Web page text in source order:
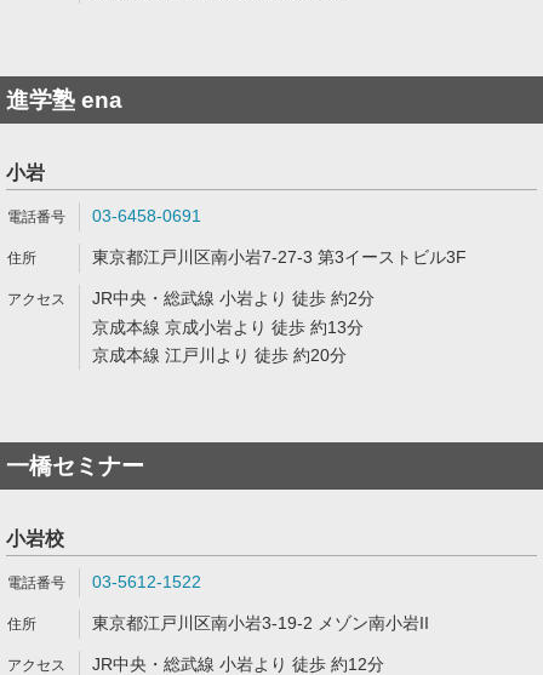
進学塾 ena
小岩
03-6458-0691
東京都江戸川区南小岩7-27-3 第3イーストビル3F
JR中央・総武線 小岩より 徒歩 約2分
京成本線 京成小岩より 徒歩 約13分
京成本線 江戸川より 徒歩 約20分
一橋セミナー
小岩校
03-5612-1522
東京都江戸川区南小岩3-19-2 メゾン南小岩II
JR中央・総武線 小岩より 徒歩 約12分